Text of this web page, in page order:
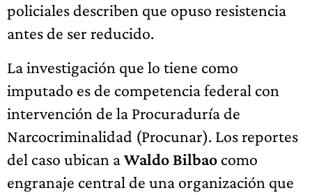
policiales describen que opuso resistencia
antes de ser reducido.
La investigación que lo tiene como
imputado es de competencia federal con
intervención de la Procuraduría de
Narcocriminalidad (Procunar). Los reportes
del caso ubican aWaldo Bilbao como
engranaje central de una organización que